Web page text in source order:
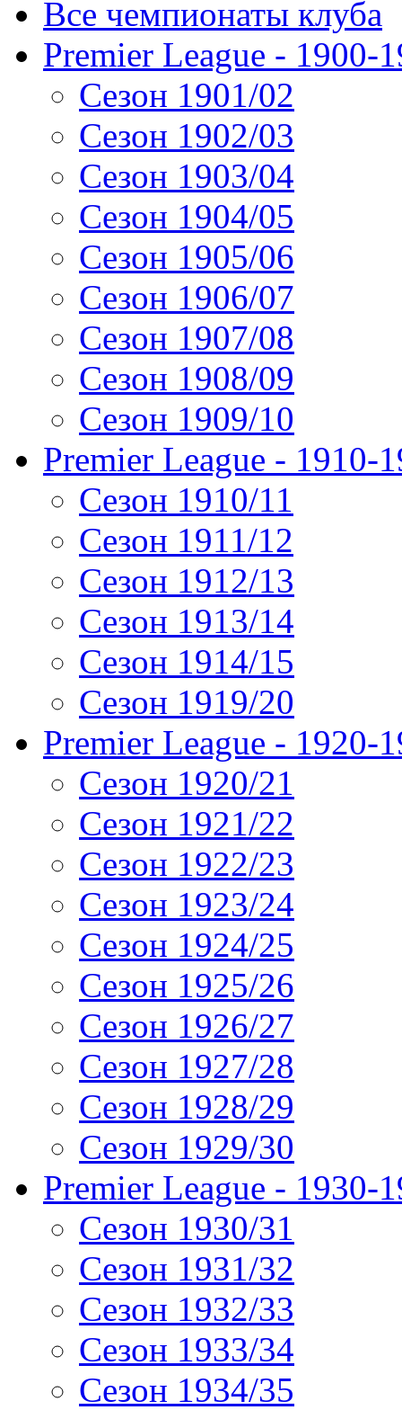
Все чемпионаты клуба
Premier League - 1900-
Сезон 1901/02
Сезон 1902/03
Сезон 1903/04
Сезон 1904/05
Сезон 1905/06
Сезон 1906/07
Сезон 1907/08
Сезон 1908/09
Сезон 1909/10
Premier League - 1910-
Сезон 1910/11
Сезон 1911/12
Сезон 1912/13
Сезон 1913/14
Сезон 1914/15
Сезон 1919/20
Premier League - 1920-
Сезон 1920/21
Сезон 1921/22
Сезон 1922/23
Сезон 1923/24
Сезон 1924/25
Сезон 1925/26
Сезон 1926/27
Сезон 1927/28
Сезон 1928/29
Сезон 1929/30
Premier League - 1930-
Сезон 1930/31
Сезон 1931/32
Сезон 1932/33
Сезон 1933/34
Сезон 1934/35